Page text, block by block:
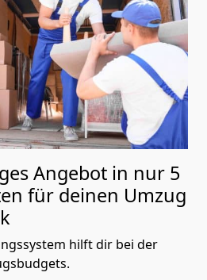
Angebot in nur 5
für deinen Umzug
hilft dir bei der